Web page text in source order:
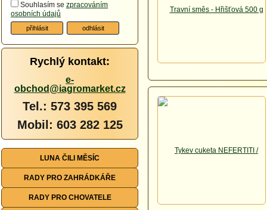
Souhlasím se zpracováním
osobních údajů
Rychlý kontakt:
e-
obchod@iagromarket.cz
Tel.: 573 395 569
Mobil: 603 282 125
LUNA ČILI MĚSÍC
RADY PRO ZAHRÁDKÁŘE
RADY PRO CHOVATELE